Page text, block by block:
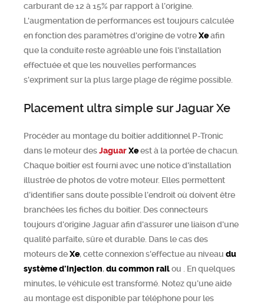
carburant de 12 à 15% par rapport à l’origine.
L'augmentation de performances est toujours calculée
en fonction des paramètres d'origine de votreXeafin
que la conduite reste agréable une fois l'installation
effectuée et que les nouvelles performances
s'expriment sur la plus large plage de régime possible.
Placement ultra simple sur Jaguar Xe
Procéder au montage du boitier additionnel P-Tronic
dans le moteur desJaguarXeest à la portée de chacun.
Chaque boitier est fourni avec une notice d'installation
illustrée de photos de votre moteur. Elles permettent
d’identifier sans doute possible l’endroit où doivent être
branchées les fiches du boitier. Des connecteurs
toujours d'origine Jaguar afin d'assurer une liaison d'une
qualité parfaite, sûre et durable. Dans le cas des
moteurs deXe, cette connexion s'effectue au niveau du
système d'injection,du common railou
. En quelques
minutes, le véhicule est transformé. Notez qu’une aide
au montage est disponible par téléphone pour les